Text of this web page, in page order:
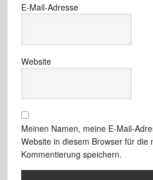
E-Mail-Adresse
Website
Meinen Namen, meine E-Mail-
Website in diesem Browser für die
Kommentierung speichern.